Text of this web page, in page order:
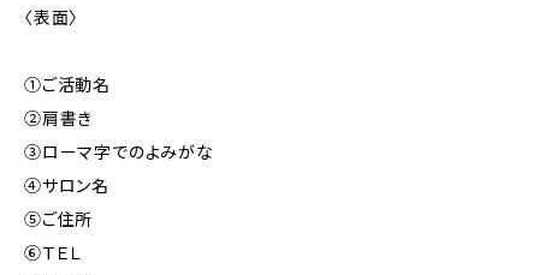
〈表面〉
①ご活動名
②肩書き
③ローマ字でのよみがな
④サロン名
⑤ご住所
⑥ＴＥＬ